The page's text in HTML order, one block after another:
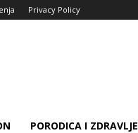
Privacy Policy
PORODICA I ZDRAVLJE